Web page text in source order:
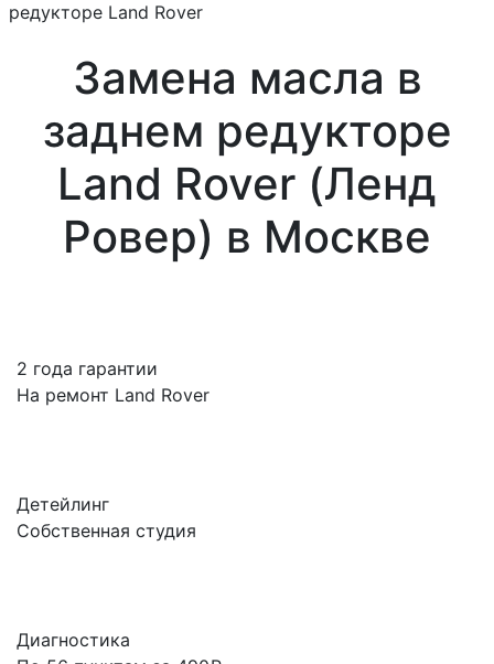
редукторе Land Rover
Замена масла в
заднем редукторе
Land Rover (Ленд
Ровер) в Москве
2 года гарантии
На ремонт Land Rover
Детейлинг
Собственная студия
Диагностика